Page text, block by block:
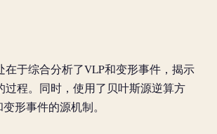
在于综合分析了VLP和变形事件，揭示
过程。同时，使用了贝叶斯源逆算方
形事件的源机制。